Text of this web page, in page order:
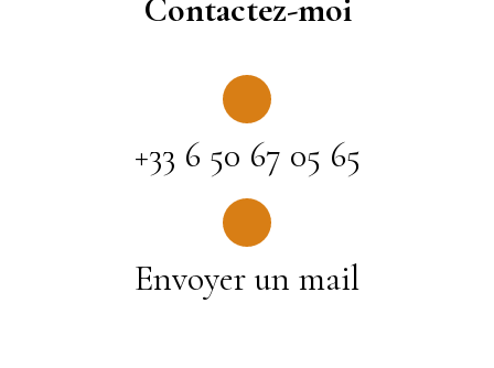
Contactez-moi
+33 6 50 67 05 65
Envoyer un mail